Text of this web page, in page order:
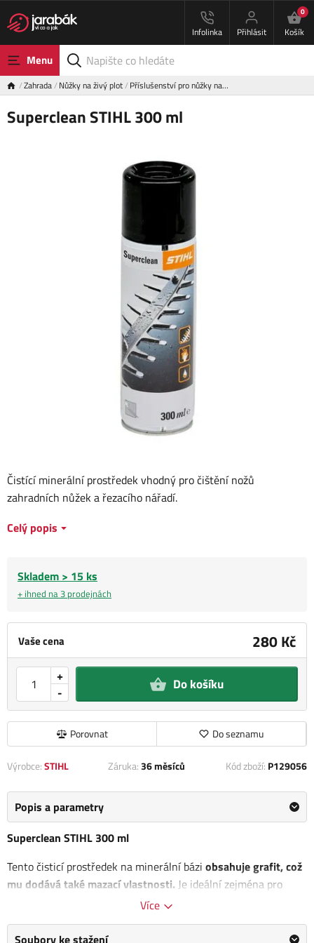
Infolinka Přihlásit
0
Košík
Menu
Zahrada Nůžky na živý plot Příslušenství pro nůžky na…
Superclean STIHL 300 ml
Vaše cena 280 Kč
-
+ Do košíku
Porovnat Do seznamu
Čistící minerální prostředek vhodný pro čištění nožů
zahradních nůžek a řezacího nářadí.
Celý popis
Skladem > 15 ks
+ ihned na 3 prodejnách
Výrobce:STIHL Záruka:36 měsíců Kód zboží: P129056
Popis a parametry
Superclean STIHL 300 ml
Tento čisticí prostředek na minerální bázi obsahuje grafit, což
mu dodává také mazací vlastnosti. Je ideální zejména pro
čištění nožů zahradních nůžek a řezacího nářadí. Postup
nářadí po každém použití. Poté je doporučeno udělat krátké
Více
Soubory ke stažení